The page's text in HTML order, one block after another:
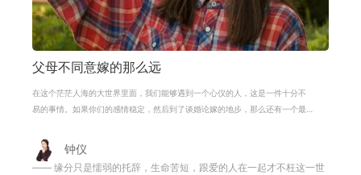
父母不同意嫁的那么远
在这个茫茫人海的大世界里面，我们能够遇到一个心仪的人，这是一件十分不
易的事情。如果你们的感情稳定，然后到了谈婚论嫁的地步，那么还有一个最
钟仪
—— 缘分只是懦弱的托辞，生命苦短，跟爱的人在一起才不枉这一世